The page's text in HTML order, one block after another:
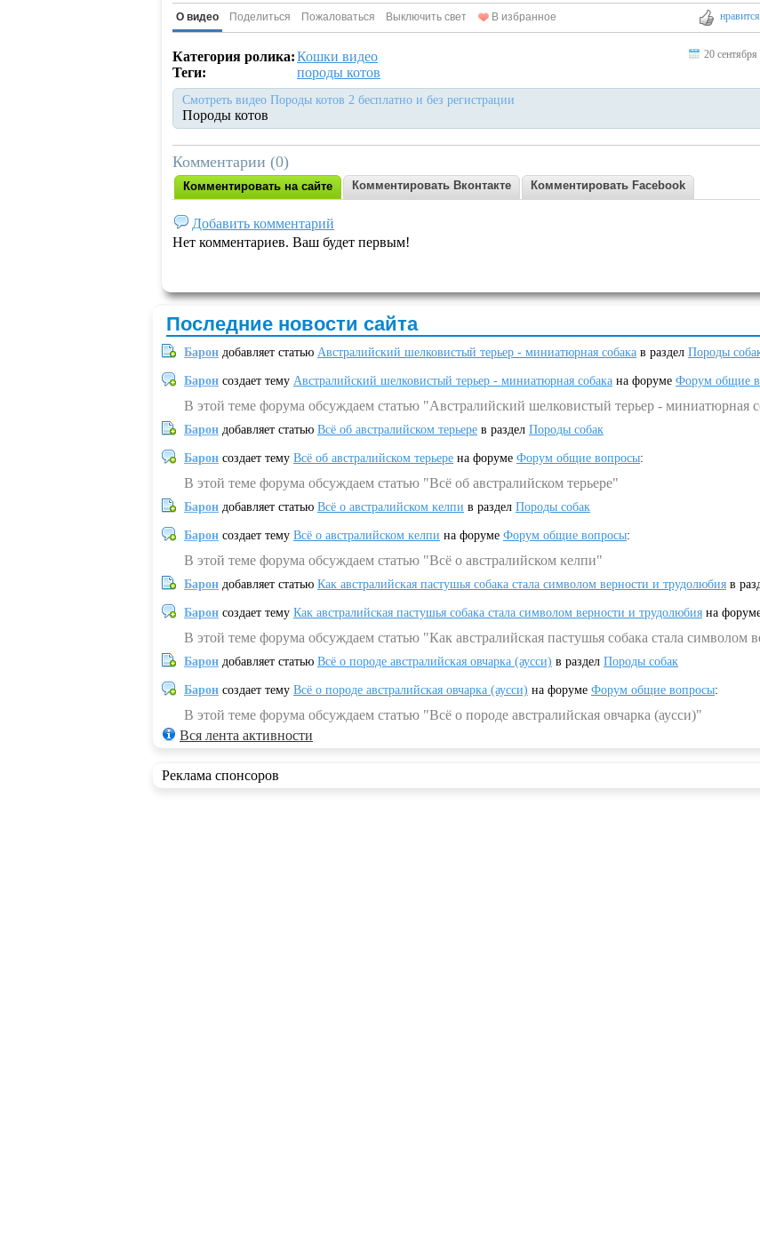
нравится
О видео Поделиться Пожаловаться Выключить свет В избранное
Категория ролика:Кошки видео
Теги:
породы котов
Смотреть видео Породы котов 2 бесплатно и без регистрации
Породы котов
20
Комментарии (0)
Комментировать на сайте Комментировать Вконтакте Комментировать Facebook
Добавить комментарий
Нет комментариев. Ваш будет первым!
Последние новости сайта
Барон добавляет статью Австралийский шелковистый терьер - миниатюрная собака в раздел Породы
Барон создает тему Австралийский шелковистый терьер - миниатюрная собака на форуме Форум общие
В этой теме форума обсуждаем статью "Австралийский шелковистый терьер - миниатюрная
Барон добавляет статью Всё об австралийском терьере в раздел Породы собак
Барон создает тему Всё об австралийском терьере на форуме Форум общие вопросы:
В этой теме форума обсуждаем статью "Всё об австралийском терьере"
Барон добавляет статью Всё о австралийском келпи в раздел Породы собак
Барон создает тему Всё о австралийском келпи на форуме Форум общие вопросы:
В этой теме форума обсуждаем статью "Всё о австралийском келпи"
Барон добавляет статью Как австралийская пастушья собака стала символом верности и трудолюбия в
Барон создает тему Как австралийская пастушья собака стала символом верности и трудолюбия на
В этой теме форума обсуждаем статью "Как австралийская пастушья собака стала символом
Барон добавляет статью Всё о породе австралийская овчарка (аусси) в раздел Породы собак
Барон создает тему Всё о породе австралийская овчарка (аусси) на форуме Форум общие вопросы:
В этой теме форума обсуждаем статью "Всё о породе австралийская овчарка (аусси)"
Вся лента активности
Реклама спонсоров